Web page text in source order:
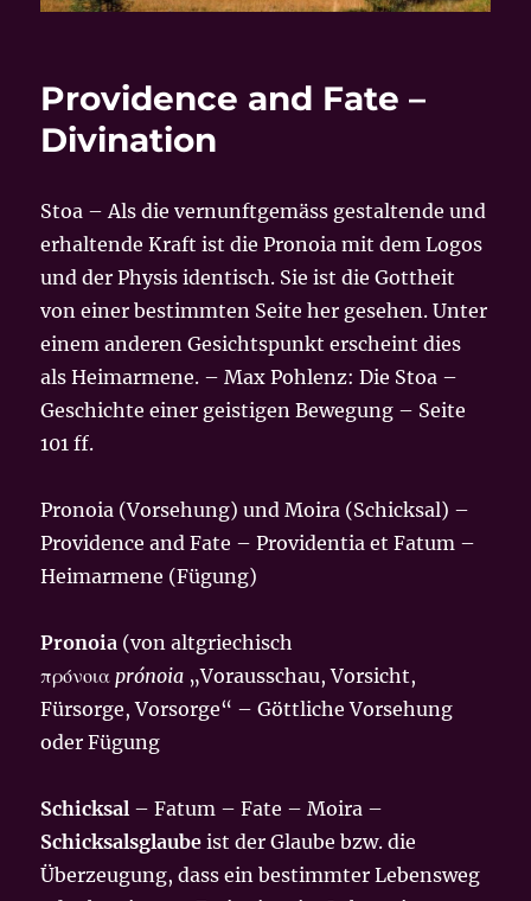
Providence and Fate –
Divination
Stoa – Als die vernunftgemäss gestaltende und
erhaltende Kraft ist die Pronoia mit dem Logos
und der Physis identisch. Sie ist die Gottheit
von einer bestimmten Seite her gesehen. Unter
einem anderen Gesichtspunkt erscheint dies
als Heimarmene. – Max Pohlenz: Die Stoa –
Geschichte einer geistigen Bewegung – Seite
101 ff.
Pronoia (Vorsehung) und Moira (Schicksal) –
Providence and Fate – Providentia et Fatum –
Heimarmene (Fügung)
Pronoia (von altgriechisch
πρόνοια prónoia „Vorausschau, Vorsicht,
Fürsorge, Vorsorge“ – Göttliche Vorsehung
oder Fügung
Schicksal – Fatum – Fate – Moira –
Schicksalsglaube ist der Glaube bzw. die
Überzeugung, dass ein bestimmter Lebensweg